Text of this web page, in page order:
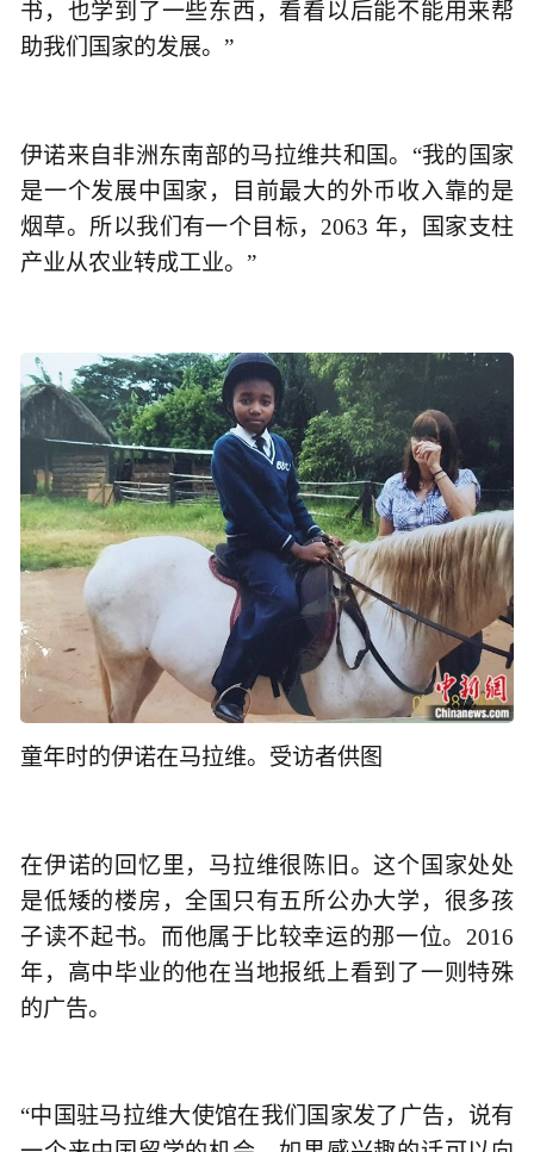
书，也学到了一些东西，看看以后能不能用来帮
助我们国家的发展。”
伊诺来自非洲东南部的马拉维共和国。“我的国家
是一个发展中国家，目前最大的外币收入靠的是
烟草。所以我们有一个目标，2063 年，国家支柱
产业从农业转成工业。”
童年时的伊诺在马拉维。受访者供图
在伊诺的回忆里，马拉维很陈旧。这个国家处处
是低矮的楼房，全国只有五所公办大学，很多孩
子读不起书。而他属于比较幸运的那一位。2016
年，高中毕业的他在当地报纸上看到了一则特殊
的广告。
“中国驻马拉维大使馆在我们国家发了广告，说有